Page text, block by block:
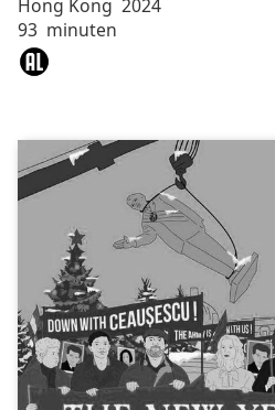
Hong Kong 2024
93 minuten